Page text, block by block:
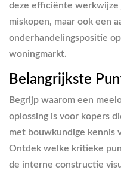
deze efficiënte
miskopen, maar ook een
onderhandelingspositie
woningmarkt.
Belangrijkste
Begrijp waarom een
oplossing is voor kopers
met bouwkundige kennis
Ontdek welke kritieke
de interne constructie